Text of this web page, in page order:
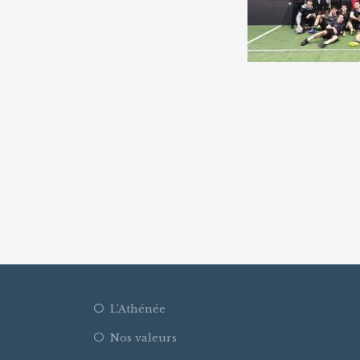
L’Athénée
Nos valeurs